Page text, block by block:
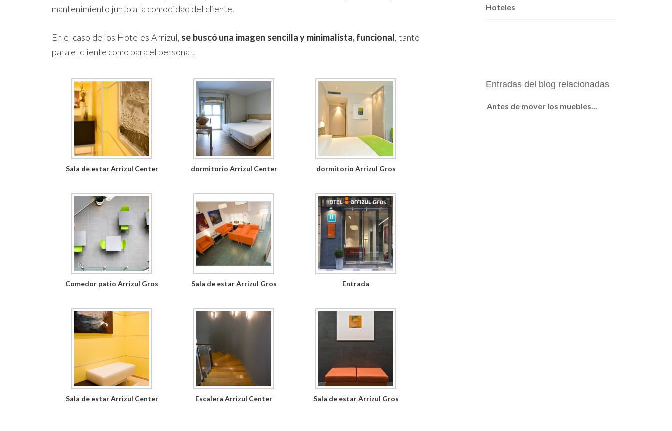
mantenimiento junto a la comodidad del cliente.
En el caso de los Hoteles Arrizul, se buscó una imagen sencilla y minimalista, funcional, tanto
para el cliente como para el personal.
Sala de estar Arrizul Center dormitorio Arrizul Center dormitorio Arrizul Gros
Comedor patio Arrizul Gros Sala de estar Arrizul Gros Entrada
Sala de estar Arrizul Center Escalera Arrizul Center Sala de estar Arrizul Gros
Hoteles
Entradas del blog relacionadas
Antes de mover los muebles...